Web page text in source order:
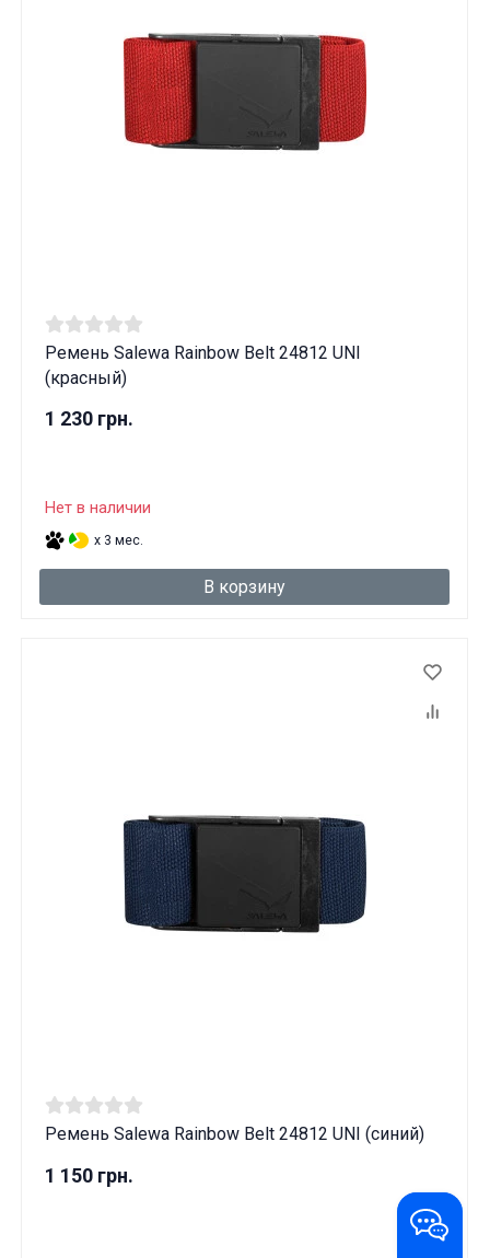
Ремень Salewa Rainbow Belt 24812 UNI
(красный)
1 230 грн.
Нет в наличии
x 3 мес.
В корзину
Ремень Salewa Rainbow Belt 24812 UNI (синий)
1 150 грн.